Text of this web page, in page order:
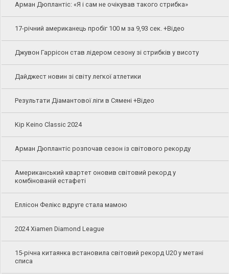
Арман Дюплантіс: «Я і сам не очікував такого стрибка»
17-річний американець пробіг 100 м за 9,93 сек. +Відео
Джувон Гаррісон став лідером сезону зі стрибків у висоту
Дайджест новин зі світу легкої атлетики
Результати Діамантової ліги в Сямені +Відео
Kip Keino Classic 2024
Арман Дюплантіс розпочав сезон із світового рекорду
Американський квартет оновив світовий рекорд у
комбінованій естафеті
Еллісон Фелікс вдруге стала мамою
2024 Xiamen Diamond League
15-річна китаянка встановила світовий рекорд U20 у метані
списа